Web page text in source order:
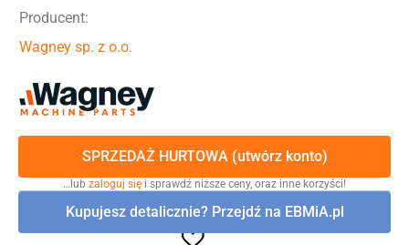
Producent:
Wagney sp. z o.o.
SPRZEDAŻ HURTOWA (utwórz konto)
…lub zaloguj się i sprawdź niższe ceny, oraz inne korzyści!
Kupujesz detalicznie? Przejdź na EBMiA.pl